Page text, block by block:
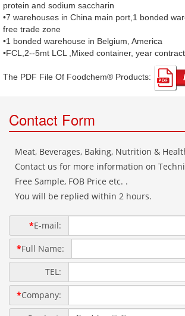
protein and sodium saccharin
•7 warehouses in China main port,1 bonded
free trade zone
•1 bonded warehouse in Belgium, America
•FCL,2--5mt LCL ,Mixed container, year
The PDF File Of Foodchem® Products: